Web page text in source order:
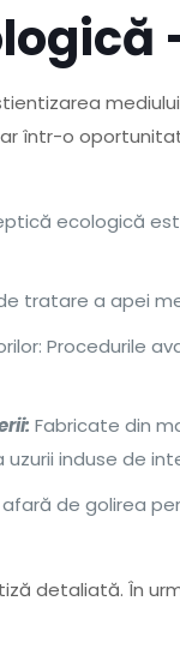
într-o
ecologică
tratare a apei
Procedurile
Fabricate din
induse de
afară de golirea
detaliată. În